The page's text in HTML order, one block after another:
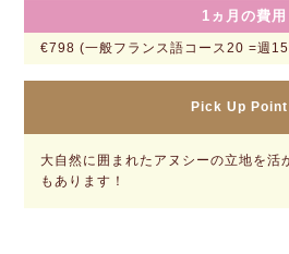
1ヵ月の費用
€798 (一般フランス語コース20 =週15
Pick Up Point
大自然に囲まれたアヌシーの立地を活
もあります！